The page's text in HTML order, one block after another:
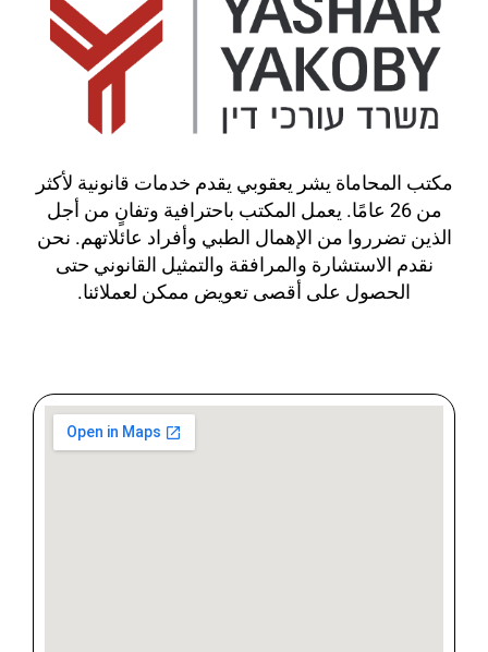
مكتب المحاماة يشر يعقوبي يقدم خدمات قانونية لأكثر
من26 عامًا. يعمل المكتب باحترافية وتفانٍ من أجل
الذين تضرروا من الإهمال الطبي وأفراد عائلاتهم. نحن
نقدم الاستشارة والمرافقة والتمثيل القانوني حتى
الحصول على أقصى تعويض ممكن لعملائنا.